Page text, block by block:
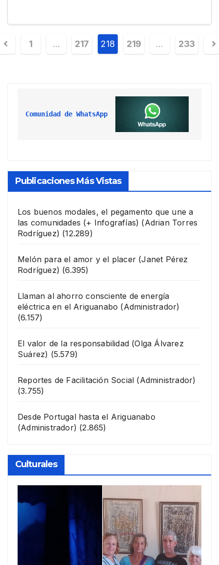
1 … 217 218 219 … 233
Comunidad de WhatsApp
Publicaciones Más Vistas
Los buenos modales, el pegamento que une a
las comunidades (+ Infografías) (Adrian Torres
Rodríguez) (12.289)
Melón para el amor y el placer (Janet Pérez
Rodríguez) (6.395)
Llaman al ahorro consciente de energía
eléctrica en el Ariguanabo (Administrador)
(6.157)
El valor de la responsabilidad (Olga Álvarez
Suárez) (5.579)
Reportes de Facilitación Social (Administrador)
(3.755)
Desde Portugal hasta el Ariguanabo
(Administrador) (2.865)
Culturales